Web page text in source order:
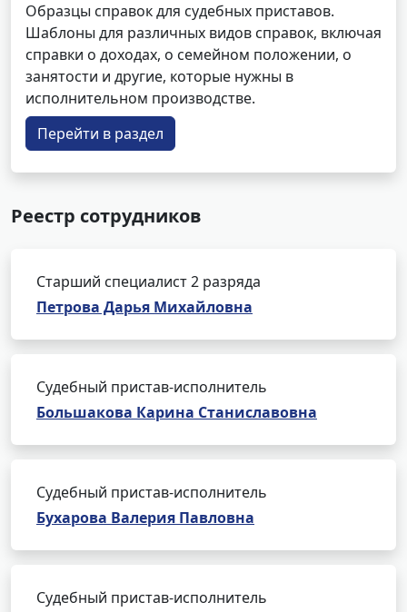
Образцы справок для судебных приставов.
Шаблоны для различных видов справок, включая
справки о доходах, о семейном положении, о
занятости и другие, которые нужны в
исполнительном производстве.
Перейти в раздел
Реестр сотрудников
Старший специалист 2 разряда
Петрова Дарья Михайловна
Судебный пристав-исполнитель
Большакова Карина Станиславовна
Судебный пристав-исполнитель
Бухарова Валерия Павловна
Судебный пристав-исполнитель